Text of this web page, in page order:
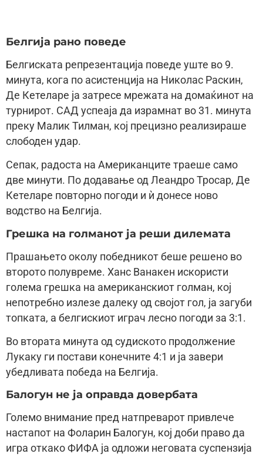
Белгија рано поведе
Белгиската репрезентација поведе уште во 9.
минута, кога по асистенција на Николас Раскин,
Де Кетеларе ја затресе мрежата на домаќинот на
турнирот. САД успеаја да израмнат во 31. минута
преку Малик Тилман, кој прецизно реализираше
слободен удар.
Сепак, радоста на Американците траеше само
две минути. По додавање од Леандро Тросар, Де
Кетеларе повторно погоди и ѝ донесе ново
водство на Белгија.
Грешка на голманот ја реши дилемата
Прашањето околу победникот беше решено во
второто полувреме. Ханс Ванакен искористи
голема грешка на американскиот голман, кој
непотребно излезе далеку од својот гол, ја загуби
топката, а белгискиот играч лесно погоди за 3:1.
Во втората минута од судиското продолжение
Лукаку ги постави конечните 4:1 и ја завери
убедливата победа на Белгија.
Балогун не ја оправда довербата
Големо внимание пред натпреварот привлече
настапот на Фоларин Балогун, кој доби право да
игра откако ФИФА ја одложи неговата суспензија